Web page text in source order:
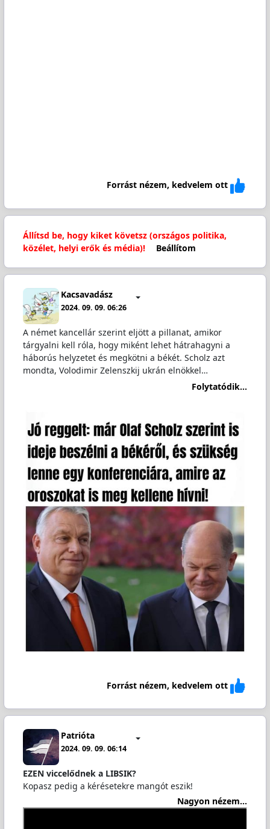
Forrást nézem, kedvelem ott
Állítsd be, hogy kiket követsz (országos politika,
közélet, helyi erők és média)!
Beállítom
Kacsavadász
2024. 09. 09. 06:26
A német kancellár szerint eljött a pillanat, amikor
tárgyalni kell róla, hogy miként lehet hátrahagyni a
háborús helyzetet és megkötni a békét. Scholz azt
mondta, Volodimir Zelenszkij ukrán elnökkel…
Folytatódik...
Forrást nézem, kedvelem ott
Patrióta
2024. 09. 09. 06:14
EZEN viccelődnek a LIBSIK?
Kopasz pedig a kérésetekre mangót eszik!
Nagyon nézem...